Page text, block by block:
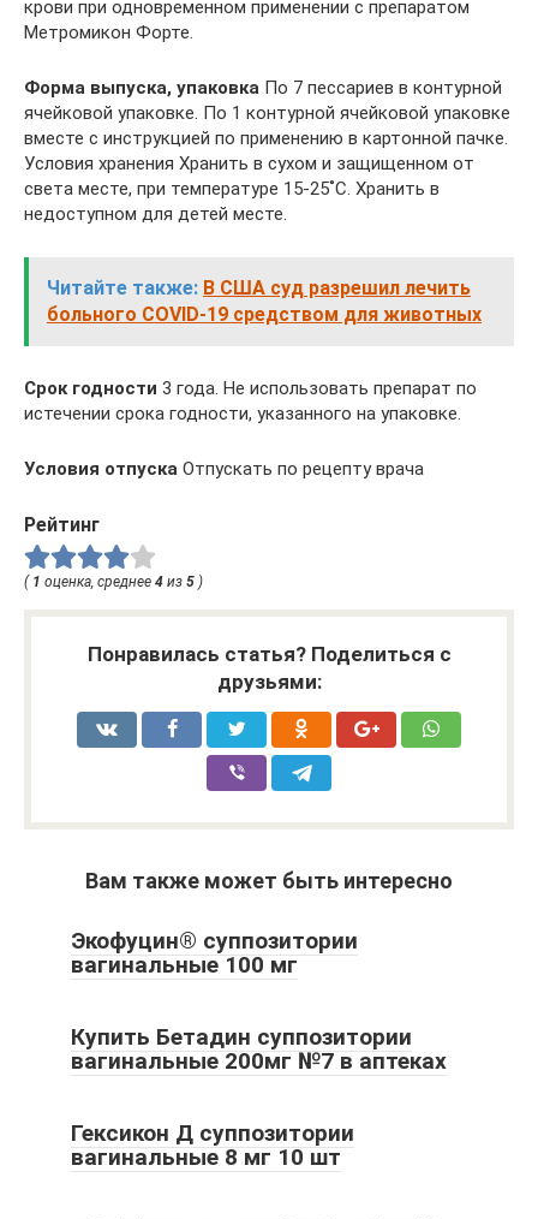
крови при одновременном применении с препаратом
Метромикон Форте.
Форма выпуска, упаковка По 7 пессариев в контурной
ячейковой упаковке. По 1 контурной ячейковой упаковке
вместе с инструкцией по применению в картонной пачке.
Условия хранения Хранить в сухом и защищенном от
света месте, при температуре 15-25˚С. Хранить в
недоступном для детей месте.
Читайте также: В США суд разрешил лечить
больного COVID-19 средством для животных
Срок годности 3 года. Не использовать препарат по
истечении срока годности, указанного на упаковке.
Условия отпуска Отпускать по рецепту врача
Рейтинг
( 1 оценка, среднее 4 из 5 )
Понравилась статья? Поделиться с
друзьями:
Вам также может быть интересно
Экофуцин® суппозитории
вагинальные 100 мг
Купить Бетадин суппозитории
вагинальные 200мг №7 в аптеках
Гексикон Д суппозитории
вагинальные 8 мг 10 шт